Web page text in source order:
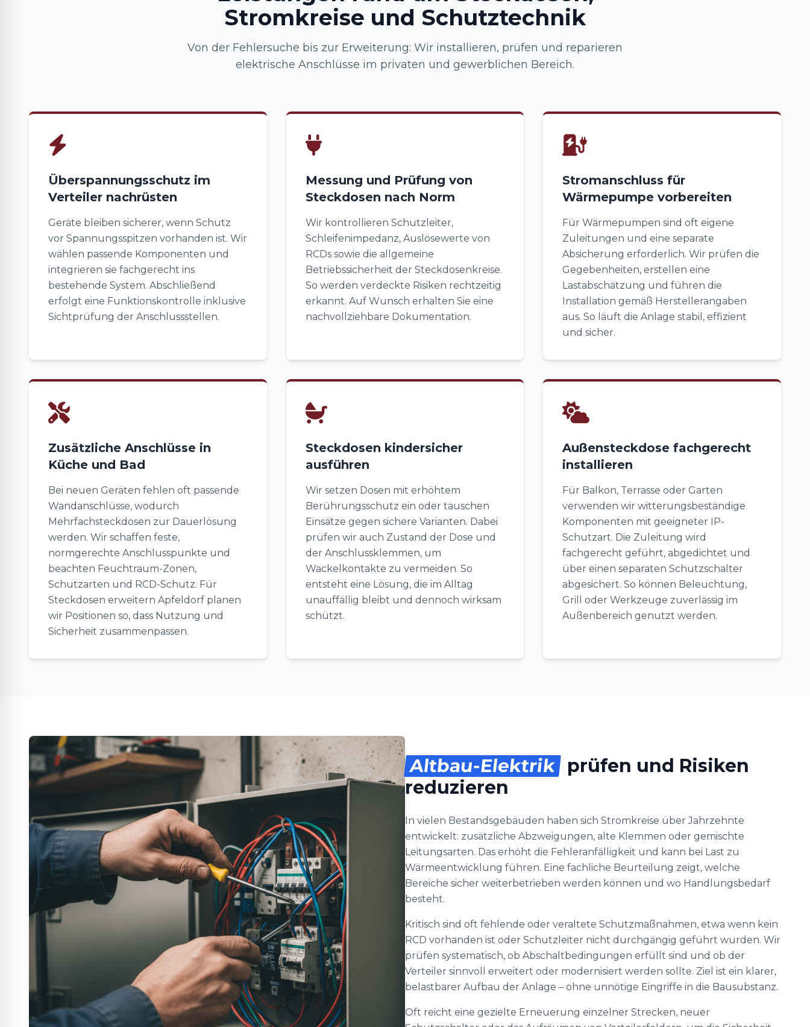
Stromkreise und Schutztechnik
Von der Fehlersuche bis zur Erweiterung: Wir installieren, prüfen und reparieren
elektrische Anschlüsse im privaten und gewerblichen Bereich.
Überspannungsschutz im
Verteiler nachrüsten
Geräte bleiben sicherer, wenn Schutz
vor Spannungsspitzen vorhanden ist. Wir
wählen passende Komponenten und
integrieren sie fachgerecht ins
bestehende System. Abschließend
erfolgt eine Funktionskontrolle inklusive
Sichtprüfung der Anschlussstellen.
Messung und Prüfung von
Steckdosen nach Norm
Wir kontrollieren Schutzleiter,
Schleifenimpedanz, Auslösewerte von
RCDs sowie die allgemeine
Betriebssicherheit der Steckdosenkreise.
So werden verdeckte Risiken rechtzeitig
erkannt. Auf Wunsch erhalten Sie eine
nachvollziehbare Dokumentation.
Stromanschluss für
Wärmepumpe vorbereiten
Für Wärmepumpen sind oft eigene
Zuleitungen und eine separate
Absicherung erforderlich. Wir prüfen die
Gegebenheiten, erstellen eine
Lastabschätzung und führen die
Installation gemäß Herstellerangaben
aus. So läuft die Anlage stabil, effizient
und sicher.
Zusätzliche Anschlüsse in
Küche und Bad
Bei neuen Geräten fehlen oft passende
Wandanschlüsse, wodurch
Mehrfachsteckdosen zur Dauerlösung
werden. Wir schaffen feste,
normgerechte Anschlusspunkte und
beachten Feuchtraum-Zonen,
Schutzarten und RCD-Schutz. Für
Steckdosen erweitern Apfeldorf planen
wir Positionen so, dass Nutzung und
Sicherheit zusammenpassen.
Steckdosen kindersicher
ausführen
Wir setzen Dosen mit erhöhtem
Berührungsschutz ein oder tauschen
Einsätze gegen sichere Varianten. Dabei
prüfen wir auch Zustand der Dose und
der Anschlussklemmen, um
Wackelkontakte zu vermeiden. So
entsteht eine Lösung, die im Alltag
unauffällig bleibt und dennoch wirksam
schützt.
Außensteckdose fachgerecht
installieren
Für Balkon, Terrasse oder Garten
verwenden wir witterungsbeständige
Komponenten mit geeigneter IP-
Schutzart. Die Zuleitung wird
fachgerecht geführt, abgedichtet und
über einen separaten Schutzschalter
abgesichert. So können Beleuchtung,
Grill oder Werkzeuge zuverlässig im
Außenbereich genutzt werden.
Altbau-Elektrik prüfen und Risiken
reduzieren
In vielen Bestandsgebäuden haben sich Stromkreise über Jahrzehnte
entwickelt: zusätzliche Abzweigungen, alte Klemmen oder gemischte
Leitungsarten. Das erhöht die Fehleranfälligkeit und kann bei Last zu
Wärmeentwicklung führen. Eine fachliche Beurteilung zeigt, welche
Bereiche sicher weiterbetrieben werden können und wo Handlungsbedarf
besteht.
Kritisch sind oft fehlende oder veraltete Schutzmaßnahmen, etwa wenn kein
RCD vorhanden ist oder Schutzleiter nicht durchgängig geführt wurden. Wir
prüfen systematisch, ob Abschaltbedingungen erfüllt sind und ob der
Verteiler sinnvoll erweitert oder modernisiert werden sollte. Ziel ist ein klarer,
belastbarer Aufbau der Anlage – ohne unnötige Eingriffe in die Bausubstanz.
Oft reicht eine gezielte Erneuerung einzelner Strecken, neuer